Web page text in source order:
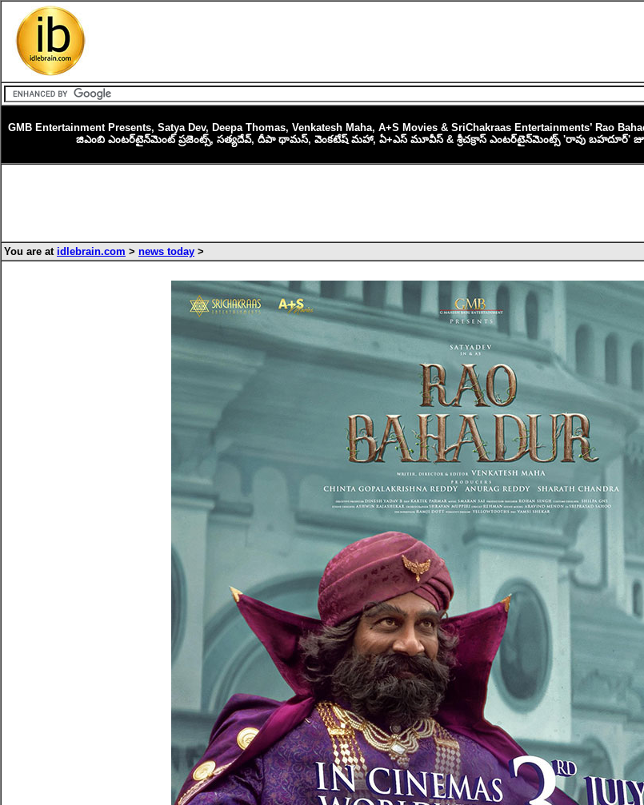
GMB Entertainment Presents, Satya Dev, Deepa Thomas, Venkatesh Maha, A+S Movies & SriChakraas Entertainments’ Rao
జిఎంబి ఎంటర్‌టైన్‌మెంట్ ప్రజెంట్స్, సత్యదేవ్, దీపా థామస్, వెంకటేష్ మహా, ఏ+ఎస్ మూవీస్ & శ్రీచక్రాస్ ఎంటర్‌టైన్‌మెంట్స్ 'రావు బహదూర్'
You are at idlebrain.com > news today >